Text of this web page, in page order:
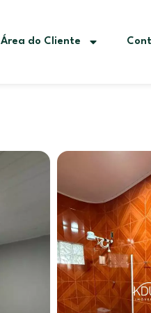
Área do Cliente